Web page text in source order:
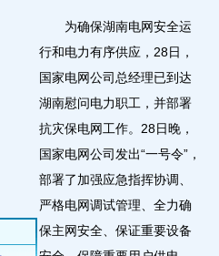
为确保湖南电网安全运
行和电力有序供应，28日，
国家电网公司总经理已到达
湖南慰问电力职工，并部署
抗灾保电网工作。28日晚，
国家电网公司发出“一号令”，
部署了加强应急指挥协调、
严格电网调试管理、全力确
保主网安全、保证重要设备